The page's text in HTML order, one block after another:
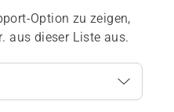
Option zu zeigen,
aus dieser Liste aus.